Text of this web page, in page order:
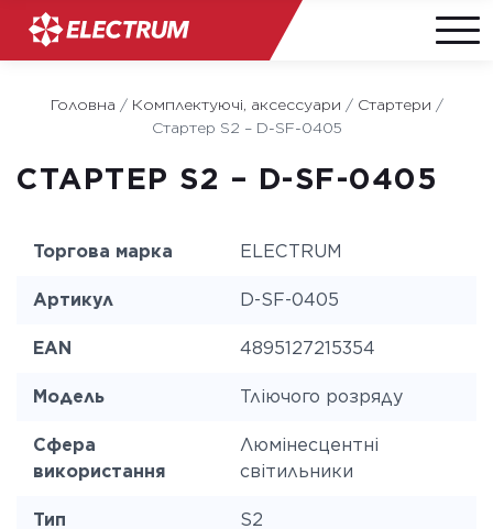
Головна / Комплектуючі, аксессуари / Стартери /
Стартер S2 – D-SF-0405
СТАРТЕР S2 – D-SF-0405
Торгова марка ELECTRUM
Артикул D-SF-0405
EAN 4895127215354
Модель Тліючого розряду
Сфера
використання
Люмінесцентні
світильники
Тип S2